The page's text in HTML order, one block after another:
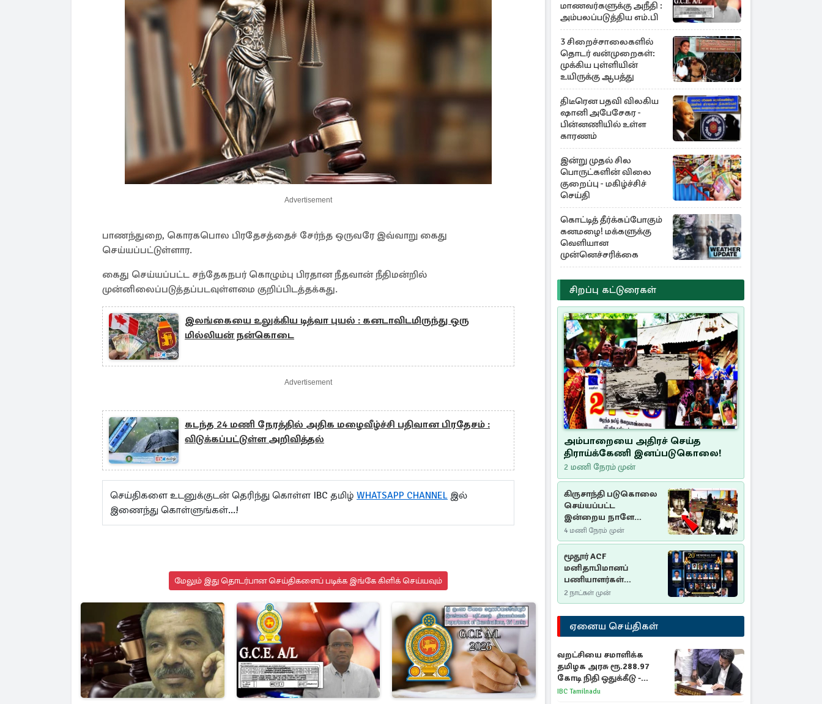
Advertisement
பாணந்துறை, கொரகபொல பிரதேசத்தைச் சேர்ந்த ஒருவரே இவ்வாறு கைது
செய்யப்பட்டுள்ளார.
கைது செய்யப்பட்ட சந்தேகநபர் கொழும்பு பிரதான நீதவான் நீதிமன்றில்
முன்னிலைப்படுத்தப்படவுள்ளமை குறிப்பிடத்தக்கது.
இலங்கையை உலுக்கிய டித்வா புயல் : கனடாவிடமிருந்து ஒரு
மில்லியன் நன்கொடை
Advertisement
கடந்த 24 மணி நேரத்தில் அதிக மழைவீழ்ச்சி பதிவான பிரதேசம் :
விடுக்கப்பட்டுள்ள அறிவித்தல்
செய்திகளை உடனுக்குடன் தெரிந்து கொள்ள IBC தமிழ் WHATSAPP CHANNEL இல்
இணைந்து கொள்ளுங்கள்...!
மேலும் இது தொடர்பான செய்திகளைப் படிக்க இங்கே கிளிக் செய்யவும்
மாணவர்களுக்கு அநீதி :
அம்பலப்படுத்திய எம்.பி
3 சிறைச்சாலைகளில்
தொடர் வன்முறைகள்:
முக்கிய புள்ளியின்
உயிருக்கு ஆபத்து
திடீரென பதவி விலகிய
ஷானி அபேசேகர -
பின்னணியில் உள்ள
காரணம்
இன்று முதல் சில
பொருட்களின் விலை
குறைப்பு - மகிழ்ச்சிச்
செய்தி
கொட்டித் தீர்க்கப்போகும்
கனமழை! மக்களுக்கு
வெளியான
முன்னெச்சரிக்கை
சிறப்பு கட்டுரைகள்
அம்பாறையை அதிரச் செய்த
திராய்க்கேணி இனப்படுகொலை!
2 மணி நேரம் முன்
கிருசாந்தி படுகொலை
செய்யப்பட்ட
இன்றைய நாளே
செம்மணி
இனப்படுகொலை
தினம்…!
4 மணி நேரம் முன்
மூதூர் ACF
மனிதாபிமானப்
பணியாளர்கள்
படுகொலை (2006): 20
ஆண்டுகளாகியும் நீதி
மறுக்கப்பட்ட
மனிதாபிமானப்
பேரவலம்
2 நாட்கள் முன்
ஏனைய செய்திகள்
வறட்சியை சமாளிக்க
தமிழக அரசு ரூ.288.97
கோடி நிதி ஒதுக்கீடு -
வெளியான அரசாணை
IBC Tamilnadu